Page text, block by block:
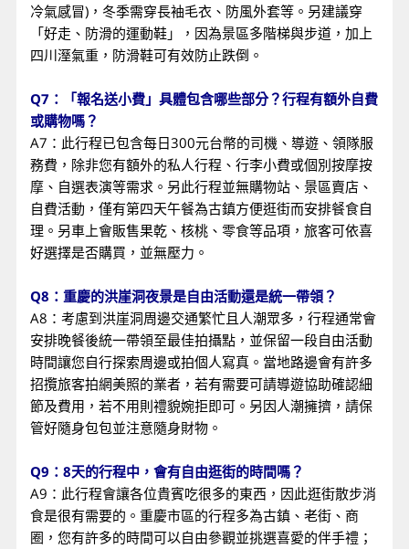
冷氣感冒)，冬季需穿長袖毛衣、防風外套等。另建議穿
「好走、防滑的運動鞋」，因為景區多階梯與步道，加上
四川溼氣重，防滑鞋可有效防止跌倒。
Q7：「報名送小費」具體包含哪些部分？行程有額外自費
或購物嗎？
A7：此行程已包含每日300元台幣的司機、導遊、領隊服
務費，除非您有額外的私人行程、行李小費或個別按摩按
摩、自選表演等需求。另此行程並無購物站、景區賣店、
自費活動，僅有第四天午餐為古鎮方便逛街而安排餐食自
理。另車上會販售果乾、核桃、零食等品項，旅客可依喜
好選擇是否購買，並無壓力。
Q8：重慶的洪崖洞夜景是自由活動還是統一帶領？
A8：考慮到洪崖洞周邊交通繁忙且人潮眾多，行程通常會
安排晚餐後統一帶領至最佳拍攝點，並保留一段自由活動
時間讓您自行探索周邊或拍個人寫真。當地路邊會有許多
招攬旅客拍網美照的業者，若有需要可請導遊協助確認細
節及費用，若不用則禮貌婉拒即可。另因人潮擁擠，請保
管好隨身包包並注意隨身財物。
Q9：8天的行程中，會有自由逛街的時間嗎？
A9：此行程會讓各位貴賓吃很多的東西，因此逛街散步消
食是很有需要的。重慶市區的行程多為古鎮、老街、商
圈，您有許多的時間可以自由參觀並挑選喜愛的伴手禮；